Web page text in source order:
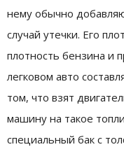
нему обычно
случай утечки. Его
плотность бензина и
легковом авто
том, что взят
машину на такое
специальный бак с